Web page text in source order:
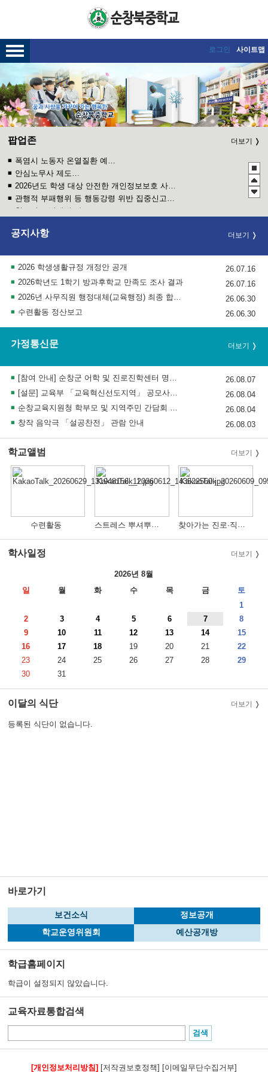
로그인 사이트맵
팝업존 더보기
청소년 도박예방 카드뉴스
관행적 부패행위 등 행동강령 위반 집중신고기간 운영
2026년도 학생 대상 안전한 개인정보보호 사례 공모전
안심노무사 제도 홍보
폭염시 노동자 온열질환 예방수칙
공지사항 더보기
2026 학생생활규정 개정안 공개
26.07.16
2026학년도 1학기 방과후학교 만족도 조사 결과
26.07.16
2026년 사무직원 행정대체(교육행정) 최종 합격자 발표 및 채용후보자 등록 공고
26.06.30
수련활동 정산보고
26.06.30
가정통신문 더보기
[참여 안내] 순창군 어학 및 진로진학센터 명칭 공모
26.08.07
[설문] 교육부 「교육혁신선도지역」 공모사업 교육공동체 의견수렴 설문조사 안내
26.08.04
순창교육지원청 학부모 및 지역주민 간담회 참석 안내
26.08.04
창작 음악극 「설공찬전」 관람 안내
26.08.03
학교앨범 더보기
수련활동 스트레스 뿌셔뿌셔 행사 찾아가는 진로·직업 체험
학사일정 더보기
2026년 8월
일
월 화 수 목 금
토
1
2
3 4 5 6 7
8
9
10 11 12 13 14
15
16
17 18 19 20 21
22
23
24 25 26 27 28
29
30
31
이달의 식단 더보기
등록된 식단이 없습니다.
바로가기
보건소식
정보공개
학교운영위원회
예산공개방
학급홈페이지
학급이 설정되지 않았습니다.
교육자료통합검색
[개인정보처리방침] [저작권보호정책] [이메일무단수집거부]